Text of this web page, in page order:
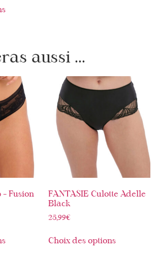
aussi ...
– Fusion
FANTASIE Culotte Adelle
Black
25,99€
Choix des options